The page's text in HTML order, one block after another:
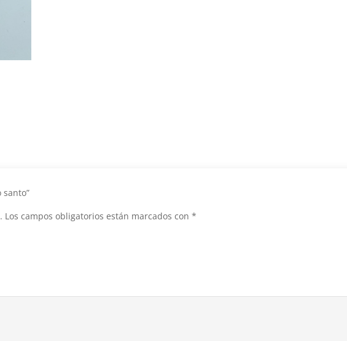
Los campos obligatorios están marcados con *